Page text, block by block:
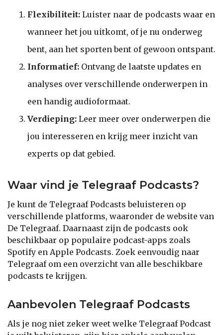
Flexibiliteit: Luister naar de podcasts waar en
wanneer het jou uitkomt, of je nu onderweg
bent, aan het sporten bent of gewoon ontspant.
Informatief: Ontvang de laatste updates en
analyses over verschillende onderwerpen in
een handig audioformaat.
Verdieping: Leer meer over onderwerpen die
jou interesseren en krijg meer inzicht van
experts op dat gebied.
Waar vind je Telegraaf Podcasts?
Je kunt de Telegraaf Podcasts beluisteren op
verschillende platforms, waaronder de website van
De Telegraaf. Daarnaast zijn de podcasts ook
beschikbaar op populaire podcast-apps zoals
Spotify en Apple Podcasts. Zoek eenvoudig naar
Telegraaf om een overzicht van alle beschikbare
podcasts te krijgen.
Aanbevolen Telegraaf Podcasts
Als je nog niet zeker weet welke Telegraaf Podcast